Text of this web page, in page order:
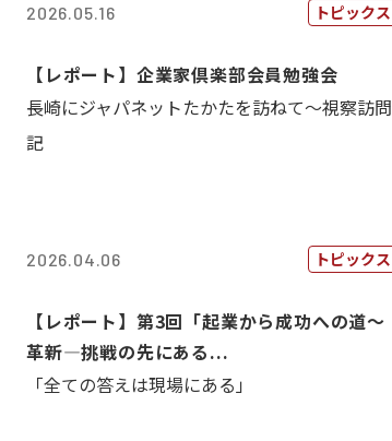
2026.05.16 トピックス
【レポート】企業家倶楽部会員勉強会
長崎にジャパネットたかたを訪ねて～視察訪問
記
2026.04.06 トピックス
【レポート】第3回「起業から成功への道～
革新―挑戦の先にある...
「全ての答えは現場にある」